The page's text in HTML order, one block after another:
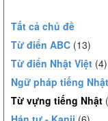
Tất cả chủ đề
Từ điển ABC (13)
Từ điển Nhật Việt (4)
Ngữ pháp tiếng Nhật
Từ vựng tiếng Nhật